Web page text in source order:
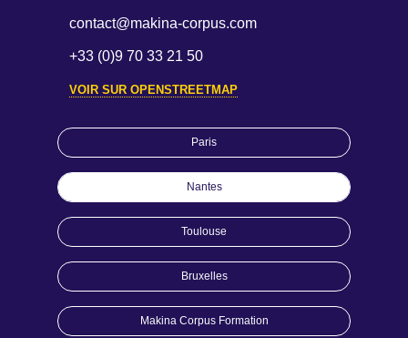
Paris
Nantes
Toulouse
Bruxelles
Makina Corpus Formation
contact@makina-corpus.com
+33 (0)9 70 33 21 50
VOIR SUR OPENSTREETMAP